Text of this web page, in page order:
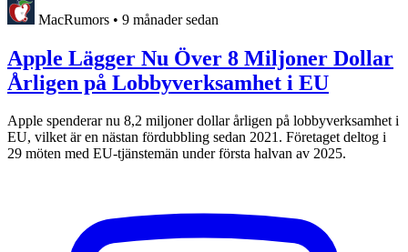
MacRumors • 9 månader sedan
Apple Lägger Nu Över 8 Miljoner Dollar
Årligen på Lobbyverksamhet i EU
Apple spenderar nu 8,2 miljoner dollar årligen på lobbyverksamhet i
EU, vilket är en nästan fördubbling sedan 2021. Företaget deltog i
29 möten med EU-tjänstemän under första halvan av 2025.